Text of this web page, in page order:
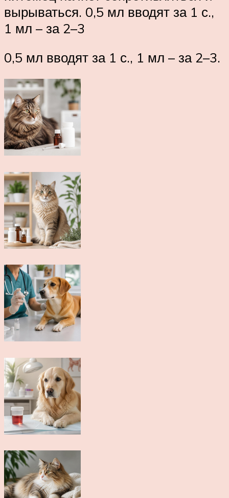
вырываться. 0,5 мл вводят за 1 с.,
1 мл – за 2–3
0,5 мл вводят за 1 с., 1 мл – за 2–3.